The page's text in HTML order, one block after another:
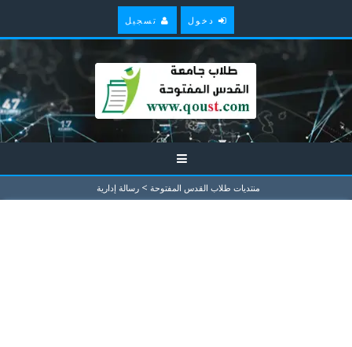
دخول تسجيل
منتديات طلاب القدس المفتوحة > رسالة إدارية